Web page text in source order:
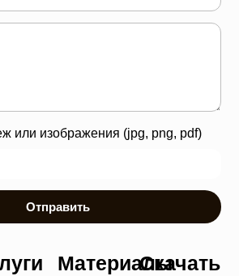
или изображения (jpg, png, pdf)
Отправить
МатериалыСкачать